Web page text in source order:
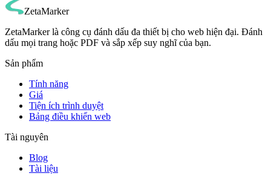
ZetaMarker
ZetaMarker là công cụ đánh dấu đa thiết bị cho web hiện đại. Đánh
dấu mọi trang hoặc PDF và sắp xếp suy nghĩ của bạn.
Sản phẩm
Tính năng
Giá
Tiện ích trình duyệt
Bảng điều khiển web
Tài nguyên
Blog
Tài liệu